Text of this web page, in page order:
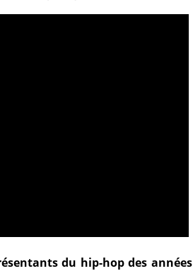
du hip-hop des années